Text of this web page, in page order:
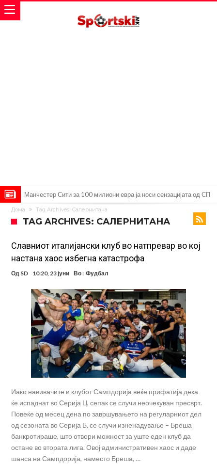
Манчестер Сити за 100 милиони евра ја носи сензацијата од СП
Се подготвува фудбалска предавство какво што не е видено од
Само во Турција: Салах доби милиони, а потоа градоначалникот
го остави без зборови
Зборови кои сите ги чекаа, Симеоне го спореди Алварез со
Гризман
Реал Мадрид ја прекинува потрагата по нов играч за врска
Мекгрегор успешно опериран: Коленото е средено, се враќам
посилен од кога било
Ханси Флик не жали долго за Араухо, туку брзо најде замена во
англиската Премиер лига
Играч на Барселона бесен го напушти тренингот по
срцепарателните зборови на Флик
Кам-бек на терен за Мудрик по над 600 дена, но веднаш
заМИнува на позајмица!?
Дома Tag Archives: Салернитана
TAG ARCHIVES: САЛЕРНИТАНА
Славниот италијански клуб во натпревар во кој
настана хаос избегна катастрофа
Од SD 10:20, 23 јуни Во : Фудбал
Иако навивачите и клубот Сампдорија веќе прифатија дека
ќе испаднат во Серија Ц, сепак се случи неочекуван пресврт.
Повеќе од месец дена по завршувањето на регуларниот дел
од сезоната во Серија Б, се случи изненадување – Бреша
банкротираше, што отвори можност за уште еден клуб да
остане во втората лига. Овој административен хаос и даде
шанса на Сампдорија, наместо Бреша, …